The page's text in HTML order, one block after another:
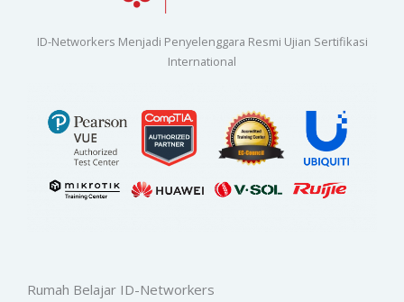
ID-Networkers Menjadi Penyelenggara Resmi Ujian Sertifikasi
International
Rumah Belajar ID-Networkers